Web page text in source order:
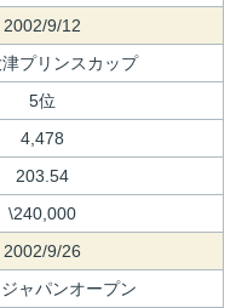
2002/9/12
プリンスカップ
5位
4,478
203.54
\240,000
2002/9/26
ャパンオープン